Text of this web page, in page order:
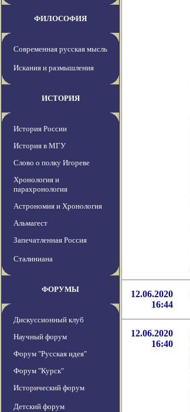
ФИЛОСОФИЯ
Современная русская мысль
Искания и размышления
ИСТОРИЯ
История России
История в МГУ
Слово о полку Игореве
Хронология и
парахронология
Астрономия и Хронология
Альмагест
Запечатленная Россия
Сталиниана
ФОРУМЫ
Дискуссионный клуб
Научный форум
Форум "Русская идея"
Форум "Курск"
Исторический форум
Детский форум
12.06.2020
16:44
12.06.2020
16:40